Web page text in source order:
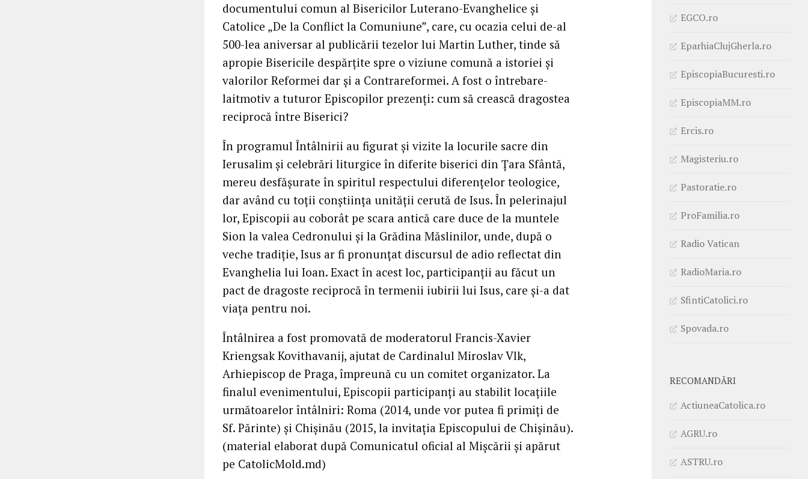
documentului comun al Bisericilor Luterano-Evanghelice şi
Catolice „De la Conflict la Comuniune”, care, cu ocazia celui de-al
500-lea aniversar al publicării tezelor lui Martin Luther, tinde să
apropie Bisericile despărţite spre o viziune comună a istoriei şi
valorilor Reformei dar şi a Contrareformei. A fost o întrebare-
laitmotiv a tuturor Episcopilor prezenţi: cum să crească dragostea
reciprocă între Biserici?
În programul Întâlnirii au figurat şi vizite la locurile sacre din
Ierusalim şi celebrări liturgice în diferite biserici din Ţara Sfântă,
mereu desfăşurate în spiritul respectului diferenţelor teologice,
dar având cu toţii conştiinţa unităţii cerută de Isus. În pelerinajul
lor, Episcopii au coborât pe scara antică care duce de la muntele
Sion la valea Cedronului şi la Grădina Măslinilor, unde, după o
veche tradiţie, Isus ar fi pronunţat discursul de adio reflectat din
Evanghelia lui Ioan. Exact în acest loc, participanţii au făcut un
pact de dragoste reciprocă în termenii iubirii lui Isus, care şi-a dat
viaţa pentru noi.
Întâlnirea a fost promovată de moderatorul Francis-Xavier
Kriengsak Kovithavanij, ajutat de Cardinalul Miroslav Vlk,
Arhiepiscop de Praga, împreună cu un comitet organizator. La
finalul evenimentului, Episcopii participanţi au stabilit locaţiile
următoarelor întâlniri: Roma (2014, unde vor putea fi primiţi de
Sf. Părinte) şi Chişinău (2015, la invitaţia Episcopului de Chişinău).
(material elaborat după Comunicatul oficial al Mişcării şi apărut
pe CatolicMold.md)
EGCO.ro
EparhiaClujGherla.ro
EpiscopiaBucuresti.ro
EpiscopiaMM.ro
Ercis.ro
Magisteriu.ro
Pastoratie.ro
ProFamilia.ro
Radio Vatican
RadioMaria.ro
SfintiCatolici.ro
Spovada.ro
RECOMANDĂRI
ActiuneaCatolica.ro
AGRU.ro
ASTRU.ro